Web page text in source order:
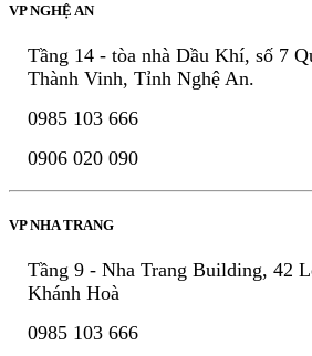
VP NGHỆ AN
Tầng 14 - tòa nhà Dầu Khí, số 7
Thành Vinh, Tỉnh Nghệ An.
0985 103 666
0906 020 090
VP NHA TRANG
Tầng 9 - Nha Trang Building, 42
Khánh Hoà
0985 103 666